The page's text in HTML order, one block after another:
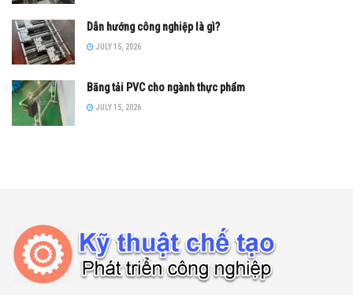
Dẫn hướng công nghiệp là gì?
JULY 15, 2026
Băng tải PVC cho ngành thực phẩm
JULY 15, 2026